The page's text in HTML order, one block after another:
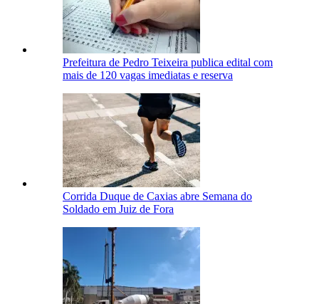
Prefeitura de Pedro Teixeira publica edital com
mais de 120 vagas imediatas e reserva
Corrida Duque de Caxias abre Semana do
Soldado em Juiz de Fora